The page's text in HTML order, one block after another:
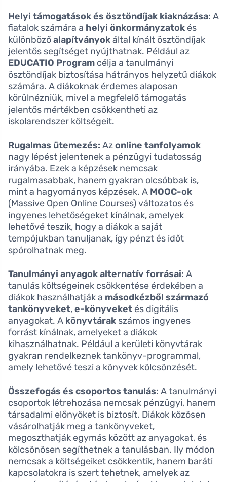
Helyi támogatások és ösztöndíjak kiaknázása: A
fiatalok számára a helyi önkormányzatok és
különbözőalapítványokáltal kínált ösztöndíjak
jelentős segítséget nyújthatnak. Például az
EDUCATIO Program célja a tanulmányi
ösztöndíjak biztosítása hátrányos helyzetű diákok
számára. A diákoknak érdemes alaposan
körülnézniük, mivel a megfelelő támogatás
jelentős mértékben csökkentheti az
iskolarendszer költségeit.
Rugalmas ütemezés: Azonline tanfolyamok
nagy lépést jelentenek a pénzügyi tudatosság
irányába. Ezek a képzések nemcsak
rugalmasabbak, hanem gyakran olcsóbbak is,
mint a hagyományos képzések. A MOOC-ok
(Massive Open Online Courses) változatos és
ingyenes lehetőségeket kínálnak, amelyek
lehetővé teszik, hogy a diákok a saját
tempójukban tanuljanak, így pénzt és időt
spórolhatnak meg.
Tanulmányi anyagok alternatív forrásai: A
tanulás költségeinek csökkentése érdekében a
diákok használhatják a másodkézből származó
tankönyveket,e-könyveket és digitális
anyagokat. A könyvtárak számos ingyenes
forrást kínálnak, amelyeket a diákok
kihasználhatnak. Például a kerületi könyvtárak
gyakran rendelkeznek tankönyv-programmal,
amely lehetővé teszi a könyvek kölcsönzését.
Összefogás és csoportos tanulás: A tanulmányi
csoportok létrehozása nemcsak pénzügyi, hanem
társadalmi előnyöket is biztosít. Diákok közösen
vásárolhatják meg a tankönyveket,
megoszthatják egymás között az anyagokat, és
kölcsönösen segíthetnek a tanulásban. Ily módon
nemcsak a költségeiket csökkentik, hanem baráti
kapcsolatokra is szert tehetnek, amelyek az